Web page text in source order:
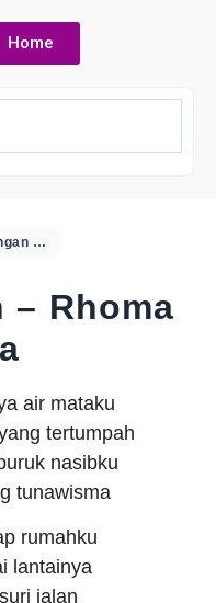
Home
Gelandangan – Rhoma Irama
– Rhoma
air mataku
tertumpah
nasibku
tunawisma
rumahku
lantainya
jalan